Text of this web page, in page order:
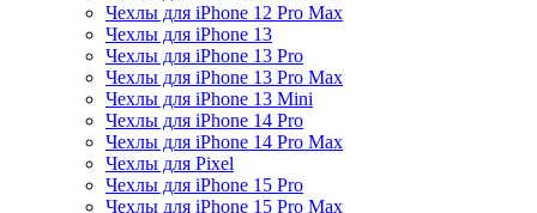
Чехлы для iPhone 12 Pro Max
Чехлы для iPhone 13
Чехлы для iPhone 13 Pro
Чехлы для iPhone 13 Pro Max
Чехлы для iPhone 13 Mini
Чехлы для iPhone 14 Pro
Чехлы для iPhone 14 Pro Max
Чехлы для Pixel
Чехлы для iPhone 15 Pro
Чехлы для iPhone 15 Pro Max